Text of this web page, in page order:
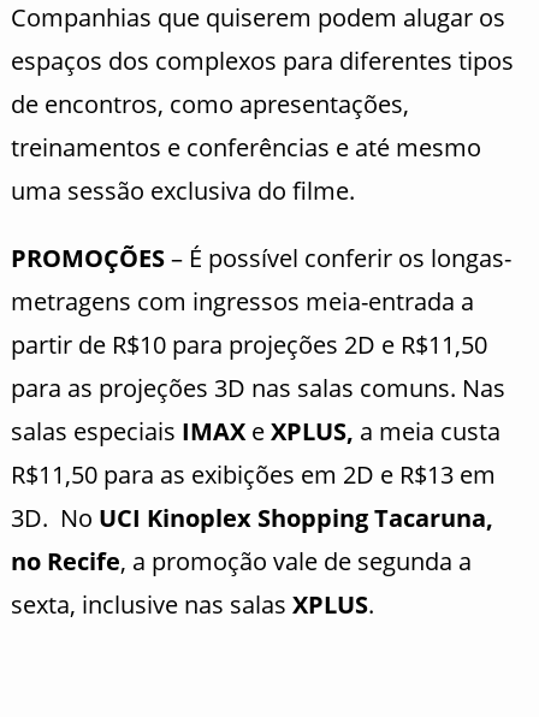
Companhias que quiserem podem alugar os
espaços dos complexos para diferentes tipos
de encontros, como apresentações,
treinamentos e conferências e até mesmo
uma sessão exclusiva do filme.
PROMOÇÕES– É possível conferir os longas-
metragens com ingressos meia-entrada a
partir de R$10 para projeções 2D e R$11,50
para as projeções 3D nas salas comuns. Nas
salas especiais IMAXeXPLUS, a meia custa
R$11,50 para as exibições em 2D e R$13 em
3D. No UCI Kinoplex Shopping Tacaruna,
no Recife, a promoção vale de segunda a
sexta, inclusive nas salas XPLUS.